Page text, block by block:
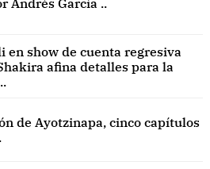
en show de cuenta regresiva
afina detalles para la
de Ayotzinapa, cinco capítulos